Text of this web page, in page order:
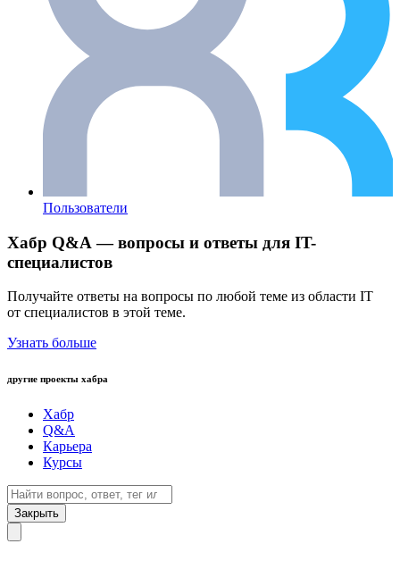
Пользователи
Хабр Q&A — вопросы и ответы для IT-
специалистов
Получайте ответы на вопросы по любой теме из области IT
от специалистов в этой теме.
Узнать больше
другие проекты хабра
Хабр
Q&A
Карьера
Курсы
Закрыть